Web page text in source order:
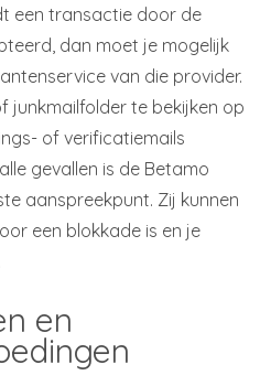
een transactie door de
dan moet je mogelijk
van die provider.
junkmailfolder te bekijken op
of verificatiemails
gevallen is de Betamo
aanspreekpunt. Zij kunnen
een blokkade is en je
en